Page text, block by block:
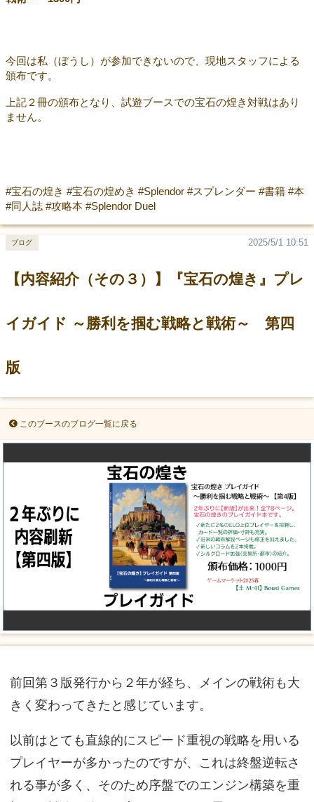
今回は私（ぼうし）が参加できないので、現地スタッフによる
頒布です。
上記２冊の頒布となり、試遊ブースでの宝石の煌き対戦はあり
ません。
#宝石の煌き #宝石の煌めき #Splendor #スプレンダー #書籍 #本
#同人誌 #攻略本 #Splendor Duel
【内容紹介（その３）】『宝石の煌き』プレ
イガイド ～勝利を掴む戦略と戦術～ 第四
版
2025/5/1 10:51
ブログ
このブースのブログ一覧に戻る
前回第３版発行から２年が経ち、メインの戦術も大
きく変わってきたと感じています。
以前はとても直線的にスピード重視の戦略を用いる
プレイヤーが多かったのですが、これは終盤逆転さ
れる事が多く、そのため序盤でのエンジン構築を重